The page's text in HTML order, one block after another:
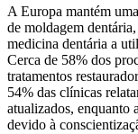
A Europa mantém
de moldagem
medicina dentária a
Cerca de 58% dos
tratamentos
54% das clínicas
atualizados, enquanto
devido à